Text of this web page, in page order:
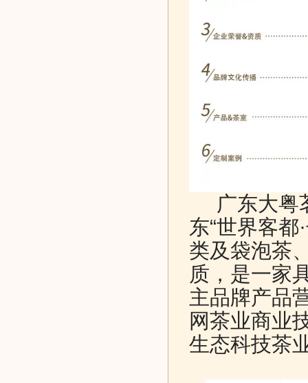
广东大粤
东“世界客都
类及袋泡茶
质，是一家
主品牌产品
网茶业商业
生态科技茶